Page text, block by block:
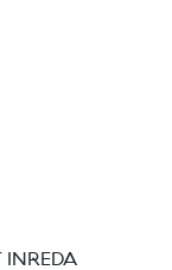
INREDA